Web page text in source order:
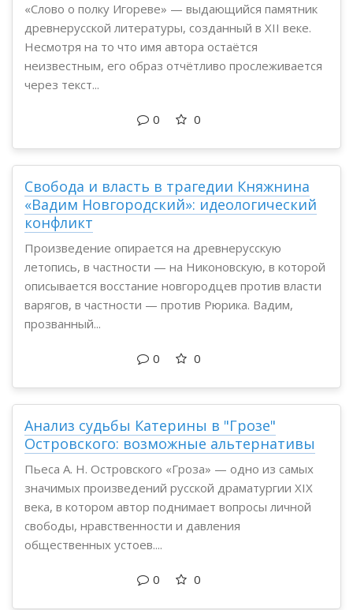
«Слово о полку Игореве» — выдающийся памятник
древнерусской литературы, созданный в XII веке.
Несмотря на то что имя автора остаётся
неизвестным, его образ отчётливо прослеживается
через текст...
0 0
Свобода и власть в трагедии Княжнина
«Вадим Новгородский»: идеологический
конфликт
Произведение опирается на древнерусскую
летопись, в частности — на Никоновскую, в которой
описывается восстание новгородцев против власти
варягов, в частности — против Рюрика. Вадим,
прозванный...
0 0
Анализ судьбы Катерины в "Грозе"
Островского: возможные альтернативы
Пьеса А. Н. Островского «Гроза» — одно из самых
значимых произведений русской драматургии XIX
века, в котором автор поднимает вопросы личной
свободы, нравственности и давления
общественных устоев....
0 0